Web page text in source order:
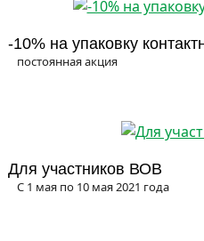
-10% на упаковку
постоянная акция
Для участников ВОВ
С 1 мая по 10 мая 2021 года